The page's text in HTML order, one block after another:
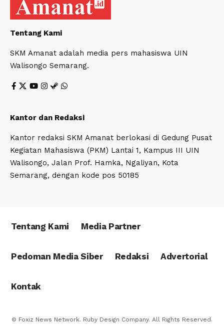
Tentang Kami
SKM Amanat adalah media pers mahasiswa UIN
Walisongo Semarang.
Kantor dan Redaksi
Kantor redaksi SKM Amanat berlokasi di Gedung Pusat
Kegiatan Mahasiswa (PKM) Lantai 1, Kampus III UIN
Walisongo, Jalan Prof. Hamka, Ngaliyan, Kota
Semarang, dengan kode pos 50185
Tentang Kami Media Partner
Pedoman Media Siber Redaksi Advertorial
Kontak
© Foxiz News Network. Ruby Design Company. All Rights Reserved.